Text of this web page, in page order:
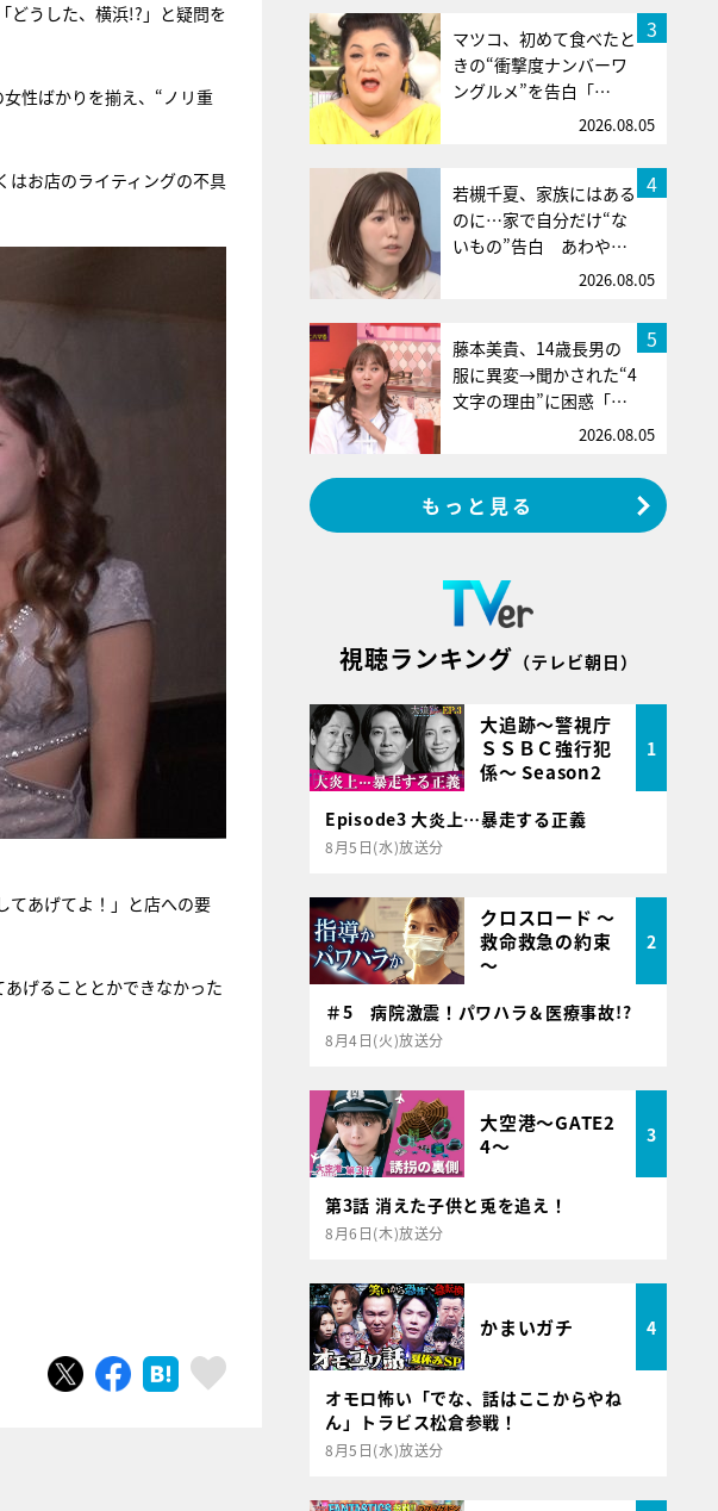
どうした、横浜!?」と疑問を
性ばかりを揃え、“ノリ重
はお店のライティングの不具
てあげてよ！」と店への要
げることとかできなかった
ツイートシェア はてブ スキボタン
3
マツコ、初めて食べたと
きの“衝撃度ナンバーワ
ングルメ”を告白「…
2026.08.05
4
若槻千夏、家族にはある
のに…家で自分だけ“な
いもの”告白 あわや…
2026.08.05
5
藤本美貴、14歳長男の
服に異変→聞かされた“4
文字の理由”に困惑「…
2026.08.05
もっと見る
視聴ランキング （テレビ朝日）
大追跡～警視庁
ＳＳＢＣ強行犯
係～ Season2
1
Episode3 大炎上…暴走する正義
8月5日(水)放送分
クロスロード ～
救命救急の約束
～
2
＃5 病院激震！パワハラ＆医療事故!?
8月4日(火)放送分
大空港～GATE2
4～
3
第3話 消えた子供と兎を追え！
8月6日(木)放送分
かまいガチ 4
オモロ怖い「でな、話はここからやね
ん」トラビス松倉参戦！
8月5日(水)放送分